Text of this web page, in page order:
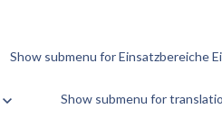
Show submenu for Einsatzbereiche
Show submenu for